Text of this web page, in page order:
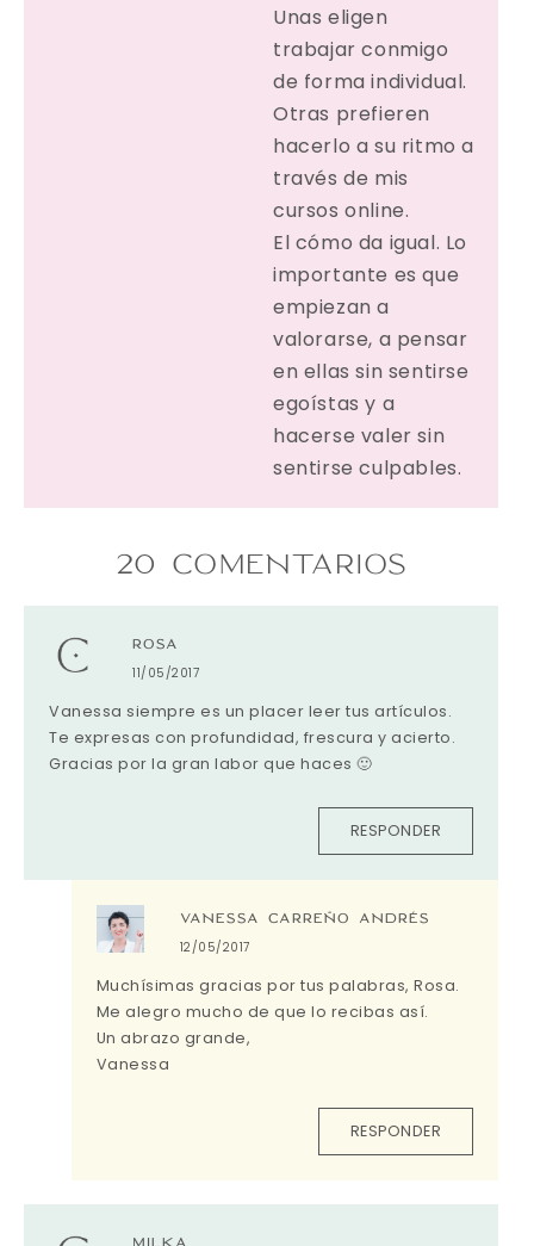
Unas eligen
trabajar conmigo
de forma individual.
Otras prefieren
hacerlo a su ritmo a
través de mis
cursos online.
El cómo da igual. Lo
importante es que
empiezan a
valorarse, a pensar
en ellas sin sentirse
egoístas y a
hacerse valer sin
sentirse culpables.
20 COMENTARIOS
ROSA
11/05/2017
Vanessa siempre es un placer leer tus artículos.
Te expresas con profundidad, frescura y acierto.
Gracias por la gran labor que haces 🙂
RESPONDER
VANESSA CARREÑO ANDRÉS
12/05/2017
Muchísimas gracias por tus palabras, Rosa.
Me alegro mucho de que lo recibas así.
Un abrazo grande,
Vanessa
RESPONDER
MILKA